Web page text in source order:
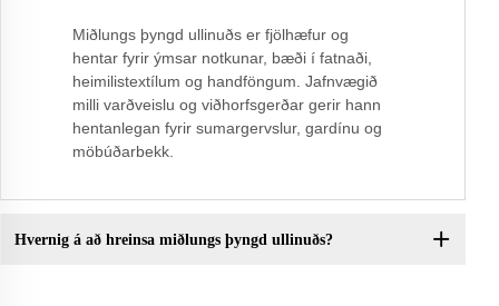
Miðlungs þyngd ullinuðs er fjölhæfur og
hentar fyrir ýmsar notkunar, bæði í fatnaði,
heimilistextílum og handföngum. Jafnvægið
milli varðveislu og viðhorfsgerðar gerir hann
hentanlegan fyrir sumargervslur, gardínu og
möbúðarbekk.
Hvernig á að hreinsa miðlungs þyngd ullinuðs?